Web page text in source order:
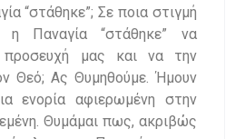
“στάθηκε”; Σε ποια στιγμή
Παναγία “στάθηκε” να
προσευχή μας και να την
Θεό; Ας Θυμηθούμε. Ήμουν
ενορία αφιερωμένη στην
Θυμάμαι πως, ακριβώς